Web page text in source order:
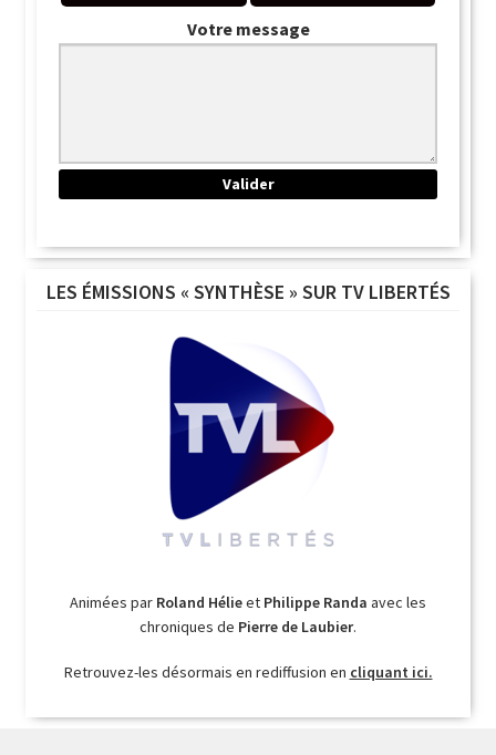
Votre message
LES ÉMISSIONS « SYNTHÈSE » SUR TV LIBERTÉS
Animées par Roland Hélieet Philippe Randa avec les
chroniques de Pierre de Laubier.
Retrouvez-les désormais en rediffusion en cliquant ici.